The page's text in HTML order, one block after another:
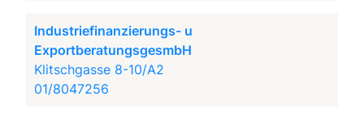
Industriefinanzierungs- u
ExportberatungsgesmbH
Klitschgasse 8-10/A2
01/8047256